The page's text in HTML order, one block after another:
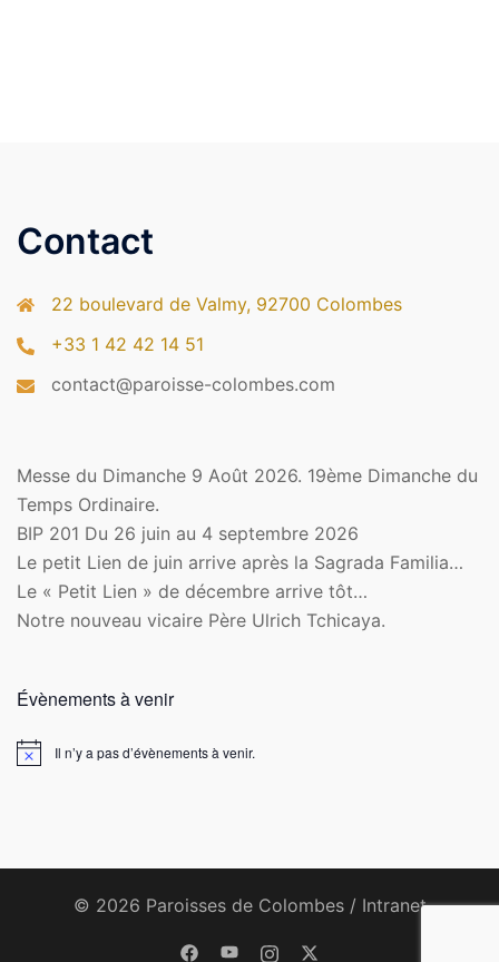
Contact
22 boulevard de Valmy, 92700 Colombes
+33 1 42 42 14 51
contact@paroisse-colombes.com
Messe du Dimanche 9 Août 2026. 19ème Dimanche du
Temps Ordinaire.
BIP 201 Du 26 juin au 4 septembre 2026
Le petit Lien de juin arrive après la Sagrada Familia…
Le « Petit Lien » de décembre arrive tôt…
Notre nouveau vicaire Père Ulrich Tchicaya.
Évènements à venir
Notice Il n’y a pas d’évènements à venir.
© 2026 Paroisses de Colombes / Intranet